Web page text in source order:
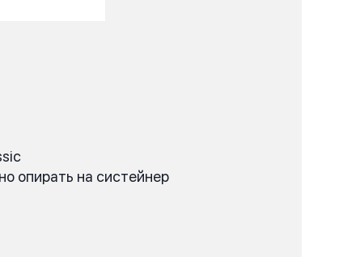
опирать на систейнер